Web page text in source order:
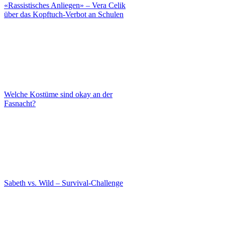
«Rassistisches Anliegen» – Vera Celik
über das Kopftuch-Verbot an Schulen
Welche Kostüme sind okay an der
Fasnacht?
Sabeth vs. Wild – Survival-Challenge